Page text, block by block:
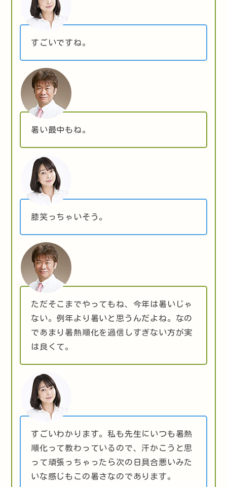
すごいですね。
暑い最中もね。
膝笑っちゃいそう。
ただそこまでやってもね、今年は暑いじゃ
ない。例年より暑いと思うんだよね。なの
であまり暑熱順化を過信しすぎない方が実
は良くて。
すごいわかります。私も先生にいつも暑熱
順化って教わっているので、汗かこうと思
って頑張っちゃったら次の日具合悪いみた
いな感じもこの暑さなのであります。